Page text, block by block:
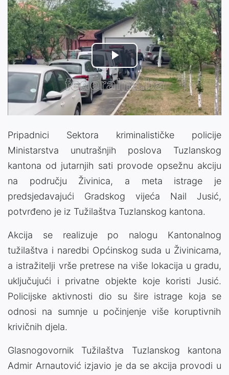
Play
Video
Pripadnici Sektora kriminalističke policije
Ministarstva unutrašnjih poslova Tuzlanskog
kantona od jutarnjih sati provode opsežnu akciju
na području Živinica, a meta istrage je
predsjedavajući Gradskog vijeća Nail Jusić,
potvrđeno je iz Tužilaštva Tuzlanskog kantona.
Akcija se realizuje po nalogu Kantonalnog
tužilaštva i naredbi Općinskog suda u Živinicama,
a istražitelji vrše pretrese na više lokacija u gradu,
uključujući i privatne objekte koje koristi Jusić.
Policijske aktivnosti dio su šire istrage koja se
odnosi na sumnje u počinjenje više koruptivnih
krivičnih djela.
Glasnogovornik Tužilaštva Tuzlanskog kantona
Admir Arnautović izjavio je da se akcija provodi u